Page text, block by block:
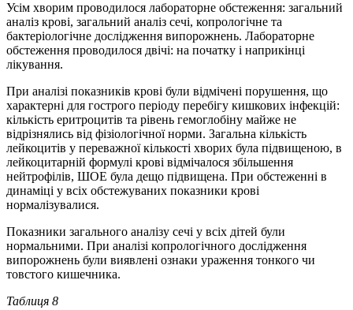
Усім хворим проводилося лабораторне обстеження: загальний
аналіз крові, загальний аналіз сечі, копрологічне та
бактеріологічне дослідження випорожнень. Лабораторне
обстеження проводилося двічі: на початку і наприкінці
лікування.
При аналізі показників крові були відмічені порушення, що
характерні для гострого періоду перебігу кишкових інфекцій:
кількість еритроцитів та рівень гемоглобіну майже не
відрізнялись від фізіологічної норми. Загальна кількість
лейкоцитів у переважної кількості хворих була підвищеною, в
лейкоцитарній формулі крові відмічалося збільшення
нейтрофілів, ШОЕ була дещо підвищена. При обстеженні в
динаміці у всіх обстежуваних показники крові
нормалізувалися.
Показники загального аналізу сечі у всіх дітей були
нормальними. При аналізі копрологічного дослідження
випорожнень були виявлені ознаки ураження тонкого чи
товстого кишечника.
Таблиця 8